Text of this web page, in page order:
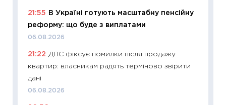
21:55
В Україні готують масштабну пенсійну
реформу: що буде з виплатами
06.08.2026
21:22 ДПС фіксує помилки після продажу
квартир: власникам радять терміново звірити
дані
06.08.2026